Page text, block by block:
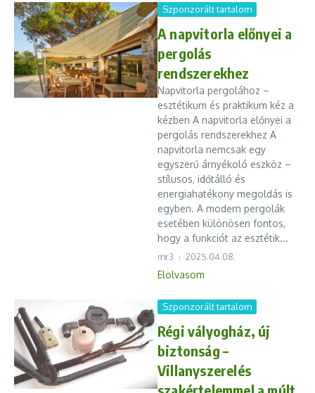
Szponzorált tartalom
A napvitorla előnyei a
pergolás
rendszerekhez
Napvitorla pergolához –
esztétikum és praktikum kéz a
kézben A napvitorla előnyei a
pergolás rendszerekhez A
napvitorla nemcsak egy
egyszerű árnyékoló eszköz –
stílusos, időtálló és
energiahatékony megoldás is
egyben. A modern pergolák
esetében különösen fontos,
hogy a funkciót az esztétik...
mr3 2025.04.08.
Elolvasom
Szponzorált tartalom
Régi vályogház, új
biztonság –
Villanyszerelés